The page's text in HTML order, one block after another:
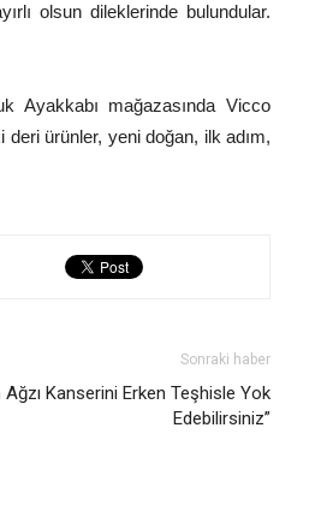
olsun dileklerinde bulundular.
Ayakkabı mağazasında Vicco
ürünler, yeni doğan, ilk adım,
Sonraki haber
Ağzı Kanserini Erken Teşhisle Yok
Edebilirsiniz”